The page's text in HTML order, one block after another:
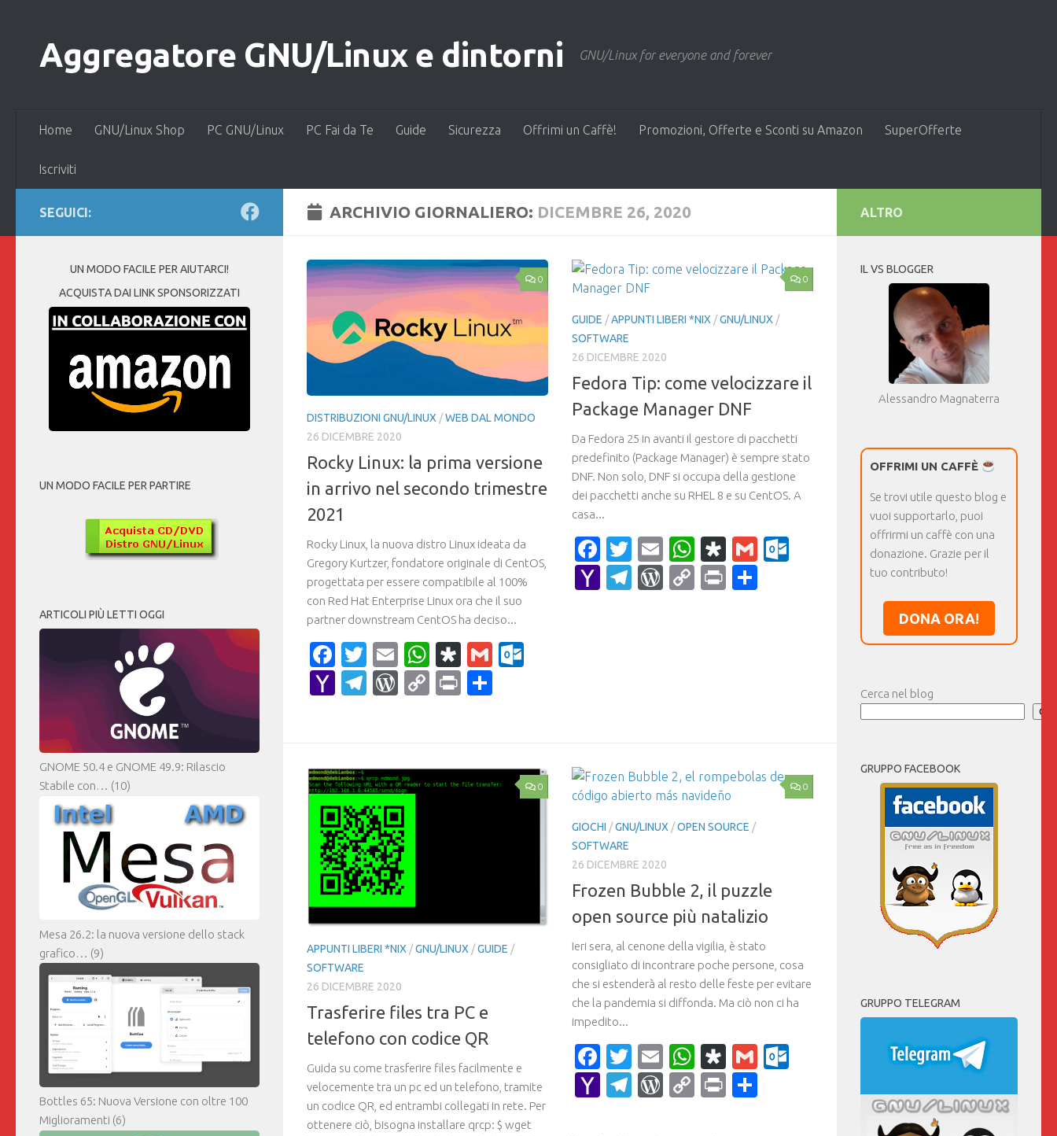
Aggregatore GNU/Linux e dintorni GNU/Linux for everyone and forever
Home GNU/Linux Shop PC GNU/Linux PC Fai da Te Guide Sicurezza Offrimi un Caffè! Promozioni, Offerte e Sconti su Amazon SuperOfferte
Iscriviti
ARCHIVIO GIORNALIERO: DICEMBRE 26, 2020
0
DISTRIBUZIONI GNU/LINUX /WEB DAL MONDO
26 DICEMBRE 2020
Rocky Linux: la prima versione
in arrivo nel secondo trimestre
2021
Rocky Linux, la nuova distro Linux ideata da
Gregory Kurtzer, fondatore originale di CentOS,
progettata per essere compatibile al 100%
con Red Hat Enterprise Linux ora che il suo
partner downstream CentOS ha deciso...
Facebook
Twitter
EmailWhatsApp
Diaspora
Gmail
YahooTelegram
WordPress
CopyPrint
0
GUIDE /APPUNTI LIBERI *NIX /GNU/LINUX /
SOFTWARE
26 DICEMBRE 2020
Fedora Tip: come velocizzare il
Package Manager DNF
Da Fedora 25 in avanti il gestore di pacchetti
predefinito (Package Manager) è sempre stato
DNF. Non solo, DNF si occupa della gestione
dei pacchetti anche su RHEL 8 e su CentOS. A
casa...
Facebook
Twitter
EmailWhatsApp
Diaspora
GmailOutlook.com
YahooTelegram
WordPress
CopyPrint
0
APPUNTI LIBERI *NIX /GNU/LINUX /GUIDE /
SOFTWARE
26 DICEMBRE 2020
Trasferire files tra PC e
telefono con codice QR
Guida su come trasferire files facilmente e
velocemente tra un pc ed un telefono, tramite
un codice QR, ed entrambi collegati in rete. Per
ottenere ciò, bisogna installare qrcp: $ wget
0
GIOCHI /GNU/LINUX /OPEN SOURCE /
SOFTWARE
26 DICEMBRE 2020
Frozen Bubble 2, il puzzle
open source più natalizio
Ieri sera, al cenone della vigilia, è stato
consigliato di incontrare poche persone, cosa
che si estenderà al resto delle feste per evitare
che la pandemia si diffonda. Ma ciò non ci ha
impedito...
Facebook
Twitter
EmailWhatsApp
Diaspora
GmailOutlook.com
YahooTelegram
WordPress
CopyPrint
SEGUICI:
UN MODO FACILE PER AIUTARCI!
ACQUISTA DAI LINK SPONSORIZZATI
UN MODO FACILE PER PARTIRE
ARTICOLI PIÙ LETTI OGGI
GNOME 50.4 e GNOME 49.9: Rilascio
Stabile con… (10)
Mesa 26.2: la nuova versione dello stack
grafico… (9)
Bottles 65: Nuova Versione con oltre 100
Miglioramenti (6)
ALTRO
IL VS BLOGGER
Alessandro Magnaterra
OFFRIMI UN CAFFÈ
Se trovi utile questo blog e
vuoi supportarlo, puoi
offrirmi un caffè con una
donazione. Grazie per il
tuo contributo!
DONA ORA!
Cerca nel blog
GRUPPO FACEBOOK
GRUPPO TELEGRAM